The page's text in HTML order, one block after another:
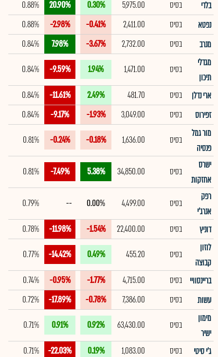
בלדי בסיס 5,975.00
0.30%
20.90%
0.88%
נפטא
בסיס 2,411.00
-0.41%
-2.98%
0.88%
מנרב
בסיס 2,732.00
-3.67%
7.98%
0.84%
מגדלי
תיכון
בסיס 1,471.00
1.94%
-9.59%
0.84%
ארי נדלן בסיס 481.70
2.49%
-11.61%
0.84%
זפירוס
בסיס 3,049.00
-1.93%
-9.17%
0.84%
מור גמל
פנסיה
בסיס 1,636.00
-0.18%
-0.24%
0.81%
ישרס
אחזקות
בסיס 34,850.00
5.38%
-7.49%
0.81%
רפק
אנרג'י
בסיס 4,499.00
0.00%
--
0.79%
דוניץ בסיס 22,400.00
-1.54%
-11.98%
0.78%
לוזון
קבוצה
בסיס 455.20
0.49%
-14.42%
0.77%
בריינסוויי בסיס 4,715.00
-1.77%
-0.95%
0.74%
עשות
בסיס 7,386.00
-0.78%
-17.89%
0.72%
מימון
ישיר
בסיס 63,430.00
0.92%
0.91%
0.71%
ג'י סיטי בסיס 1,083.00
0.19%
-22.03%
0.71%